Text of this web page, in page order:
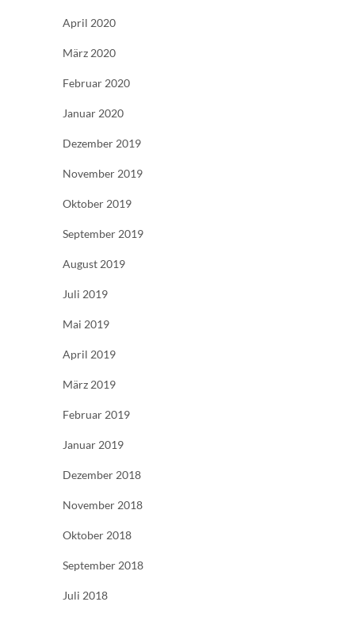
April 2020
März 2020
Februar 2020
Januar 2020
Dezember 2019
November 2019
Oktober 2019
September 2019
August 2019
Juli 2019
Mai 2019
April 2019
März 2019
Februar 2019
Januar 2019
Dezember 2018
November 2018
Oktober 2018
September 2018
Juli 2018